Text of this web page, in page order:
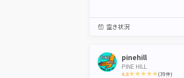
空き状況
pinehill
PINE HILL
4.8 (39件)